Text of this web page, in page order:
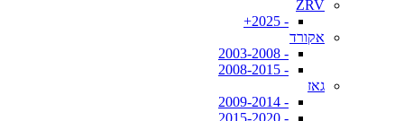
ZRV
- 2025+
אקורד
- 2003-2008
- 2008-2015
גאז
- 2009-2014
- 2015-2020